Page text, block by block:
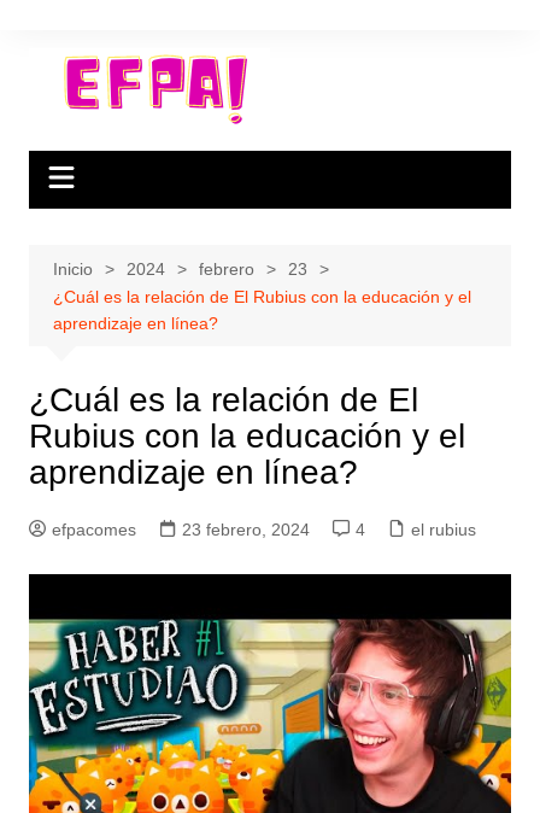
contenido
Inicio 2024 febrero
23
¿Cuál es la relación de El Rubius con la educación y el
aprendizaje en línea?
¿Cuál es la relación de El
Rubius con la educación y el
aprendizaje en línea?
efpacomes 23 febrero, 2024 4 el rubius